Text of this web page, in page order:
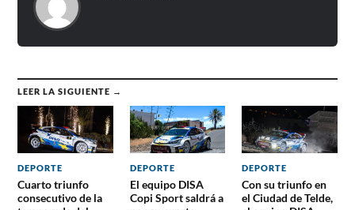
LEER LA SIGUIENTE →
DEPORTE
Cuarto triunfo
consecutivo de la
DEPORTE
El equipo DISA
Copi Sport saldrá a
DEPORTE
Con su triunfo en
el Ciudad de Telde,